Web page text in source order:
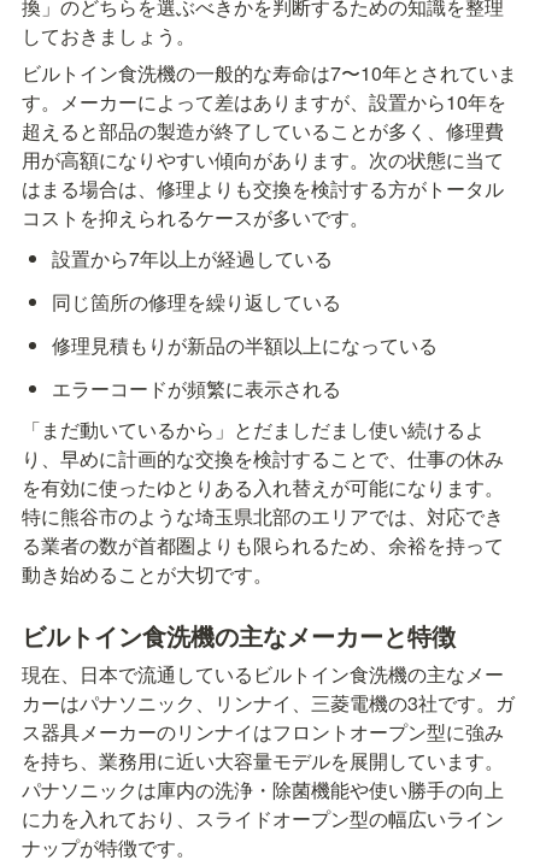
換」のどちらを選ぶべきかを判断するための知識を整理
しておきましょう。
ビルトイン食洗機の一般的な寿命は7〜10年とされていま
す。メーカーによって差はありますが、設置から10年を
超えると部品の製造が終了していることが多く、修理費
用が高額になりやすい傾向があります。次の状態に当て
はまる場合は、修理よりも交換を検討する方がトータル
コストを抑えられるケースが多いです。
設置から7年以上が経過している
同じ箇所の修理を繰り返している
修理見積もりが新品の半額以上になっている
エラーコードが頻繁に表示される
「まだ動いているから」とだましだまし使い続けるよ
り、早めに計画的な交換を検討することで、仕事の休み
を有効に使ったゆとりある入れ替えが可能になります。
特に熊谷市のような埼玉県北部のエリアでは、対応でき
る業者の数が首都圏よりも限られるため、余裕を持って
動き始めることが大切です。
ビルトイン食洗機の主なメーカーと特徴
現在、日本で流通しているビルトイン食洗機の主なメー
カーはパナソニック、リンナイ、三菱電機の3社です。ガ
ス器具メーカーのリンナイはフロントオープン型に強み
を持ち、業務用に近い大容量モデルを展開しています。
パナソニックは庫内の洗浄・除菌機能や使い勝手の向上
に力を入れており、スライドオープン型の幅広いライン
ナップが特徴です。